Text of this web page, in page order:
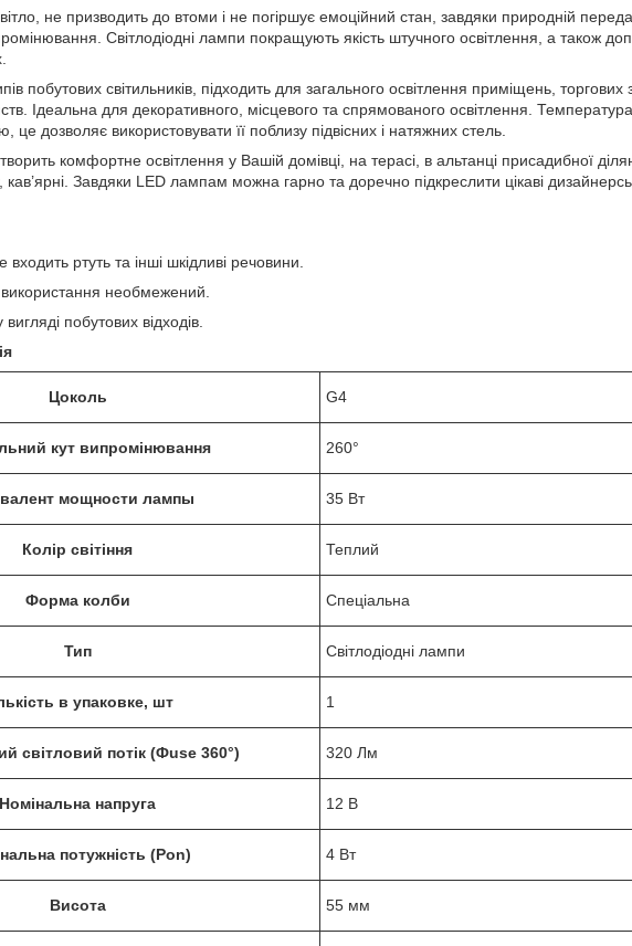
не призводить до втоми і не погіршує емоційний стан, завдяки природній передачі
Світлодіодні лампи покращують якість штучного освітлення, а також
побутових світильників, підходить для загального освітлення приміщень, торгових
Ідеальна для декоративного, місцевого та спрямованого освітлення.
це дозволяє використовувати її поблизу підвісних і натяжних стель.
комфортне освітлення у Вашій домівці, на терасі, в альтанці присадибної
Завдяки LED лампам можна гарно та доречно підкреслити цікаві
ртуть та інші шкідливі речовини.
необмежений.
вигляді побутових відходів.
Цоколь G4
кут випромінювання 260°
мощности лампы 35 Вт
Колір світіння Теплий
Форма колби Спеціальна
Тип Світлодіодні лампи
в упаковке, шт 1
світловий потік (Фuse 360°) 320 Лм
Номінальна напруга 12 В
потужність (Pon) 4 Вт
Висота 55 мм